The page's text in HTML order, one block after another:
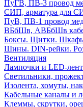
ПуГВ, ПВ-3 провод
СИП, арматура для
ПуВ, ПВ-1 провод
ВБбШв, АВБбШв
Боксы. Щитки.
Шины. DIN-рейки.
Вентиляция
Лампочки и LED-
Светильники,
Изолента, хомуты,
Кабельные каналы и
Клеммы, скрутки,